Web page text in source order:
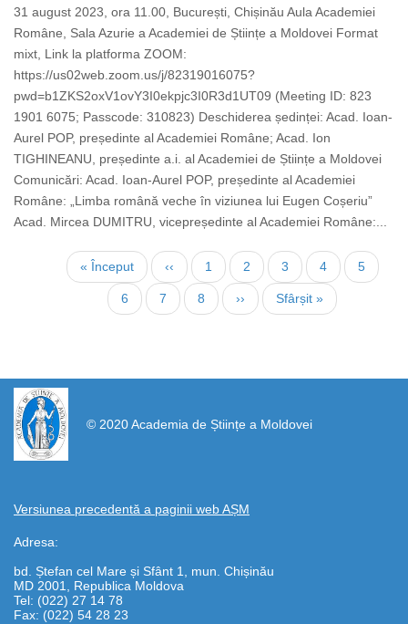
31 august 2023, ora 11.00, București, Chișinău Aula Academiei
Române, Sala Azurie a Academiei de Științe a Moldovei Format
mixt, Link la platforma ZOOM:
https://us02web.zoom.us/j/82319016075?
pwd=b1ZKS2oxV1ovY3I0ekpjc3I0R3d1UT09 (Meeting ID: 823
1901 6075; Passcode: 310823) Deschiderea ședinței: Acad. Ioan-
Aurel POP, președinte al Academiei Române; Acad. Ion
TIGHINEANU, președinte a.i. al Academiei de Științe a Moldovei
Comunicări: Acad. Ioan-Aurel POP, președinte al Academiei
Române: „Limba română veche în viziunea lui Eugen Coșeriu”
Acad. Mircea DUMITRU, vicepreședinte al Academiei Române:...
PaginationFirst
page
« Început
Previous
page
‹‹ Page
1 Page
2
Current
page
3 Page
4 Page
5
Page
6 Page
7 Page
8
Next
page
››
Last
page
Sfârșit »
© 2020 Academia de Științe a Moldovei
Versiunea precedentă a paginii web AȘM
Adresa:
bd. Ștefan cel Mare și Sfânt 1, mun. Chișinău
MD 2001, Republica Moldova
Tel: (022) 27 14 78
Fax: (022) 54 28 23
https://propletenie.ru/